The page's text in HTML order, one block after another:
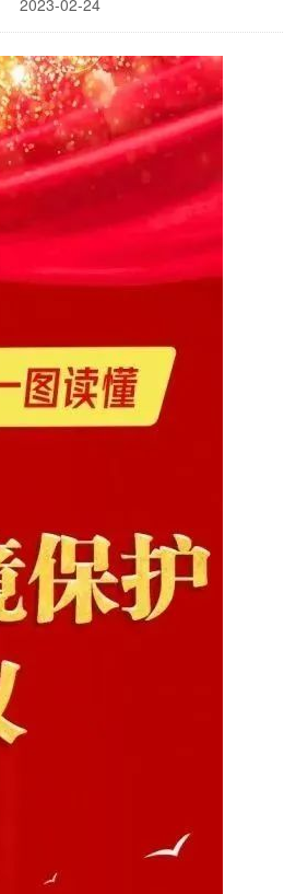
2023-02-24